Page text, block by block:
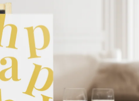
anmeldelser)
giver os 4,7 på Google